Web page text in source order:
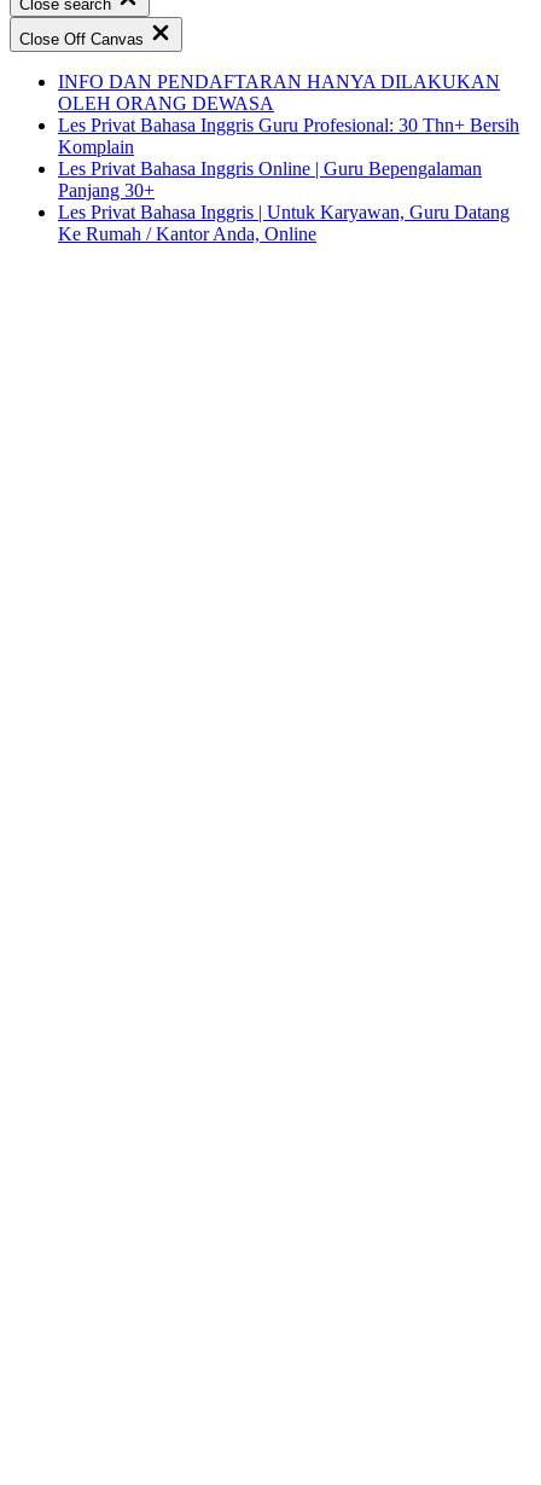
Close search
Close Off Canvas
INFO DAN PENDAFTARAN HANYA DILAKUKAN
OLEH ORANG DEWASA
Les Privat Bahasa Inggris Guru Profesional: 30 Thn+ Bersih
Komplain
Les Privat Bahasa Inggris Online | Guru Bepengalaman
Panjang 30+
Les Privat Bahasa Inggris | Untuk Karyawan, Guru Datang
Ke Rumah / Kantor Anda, Online